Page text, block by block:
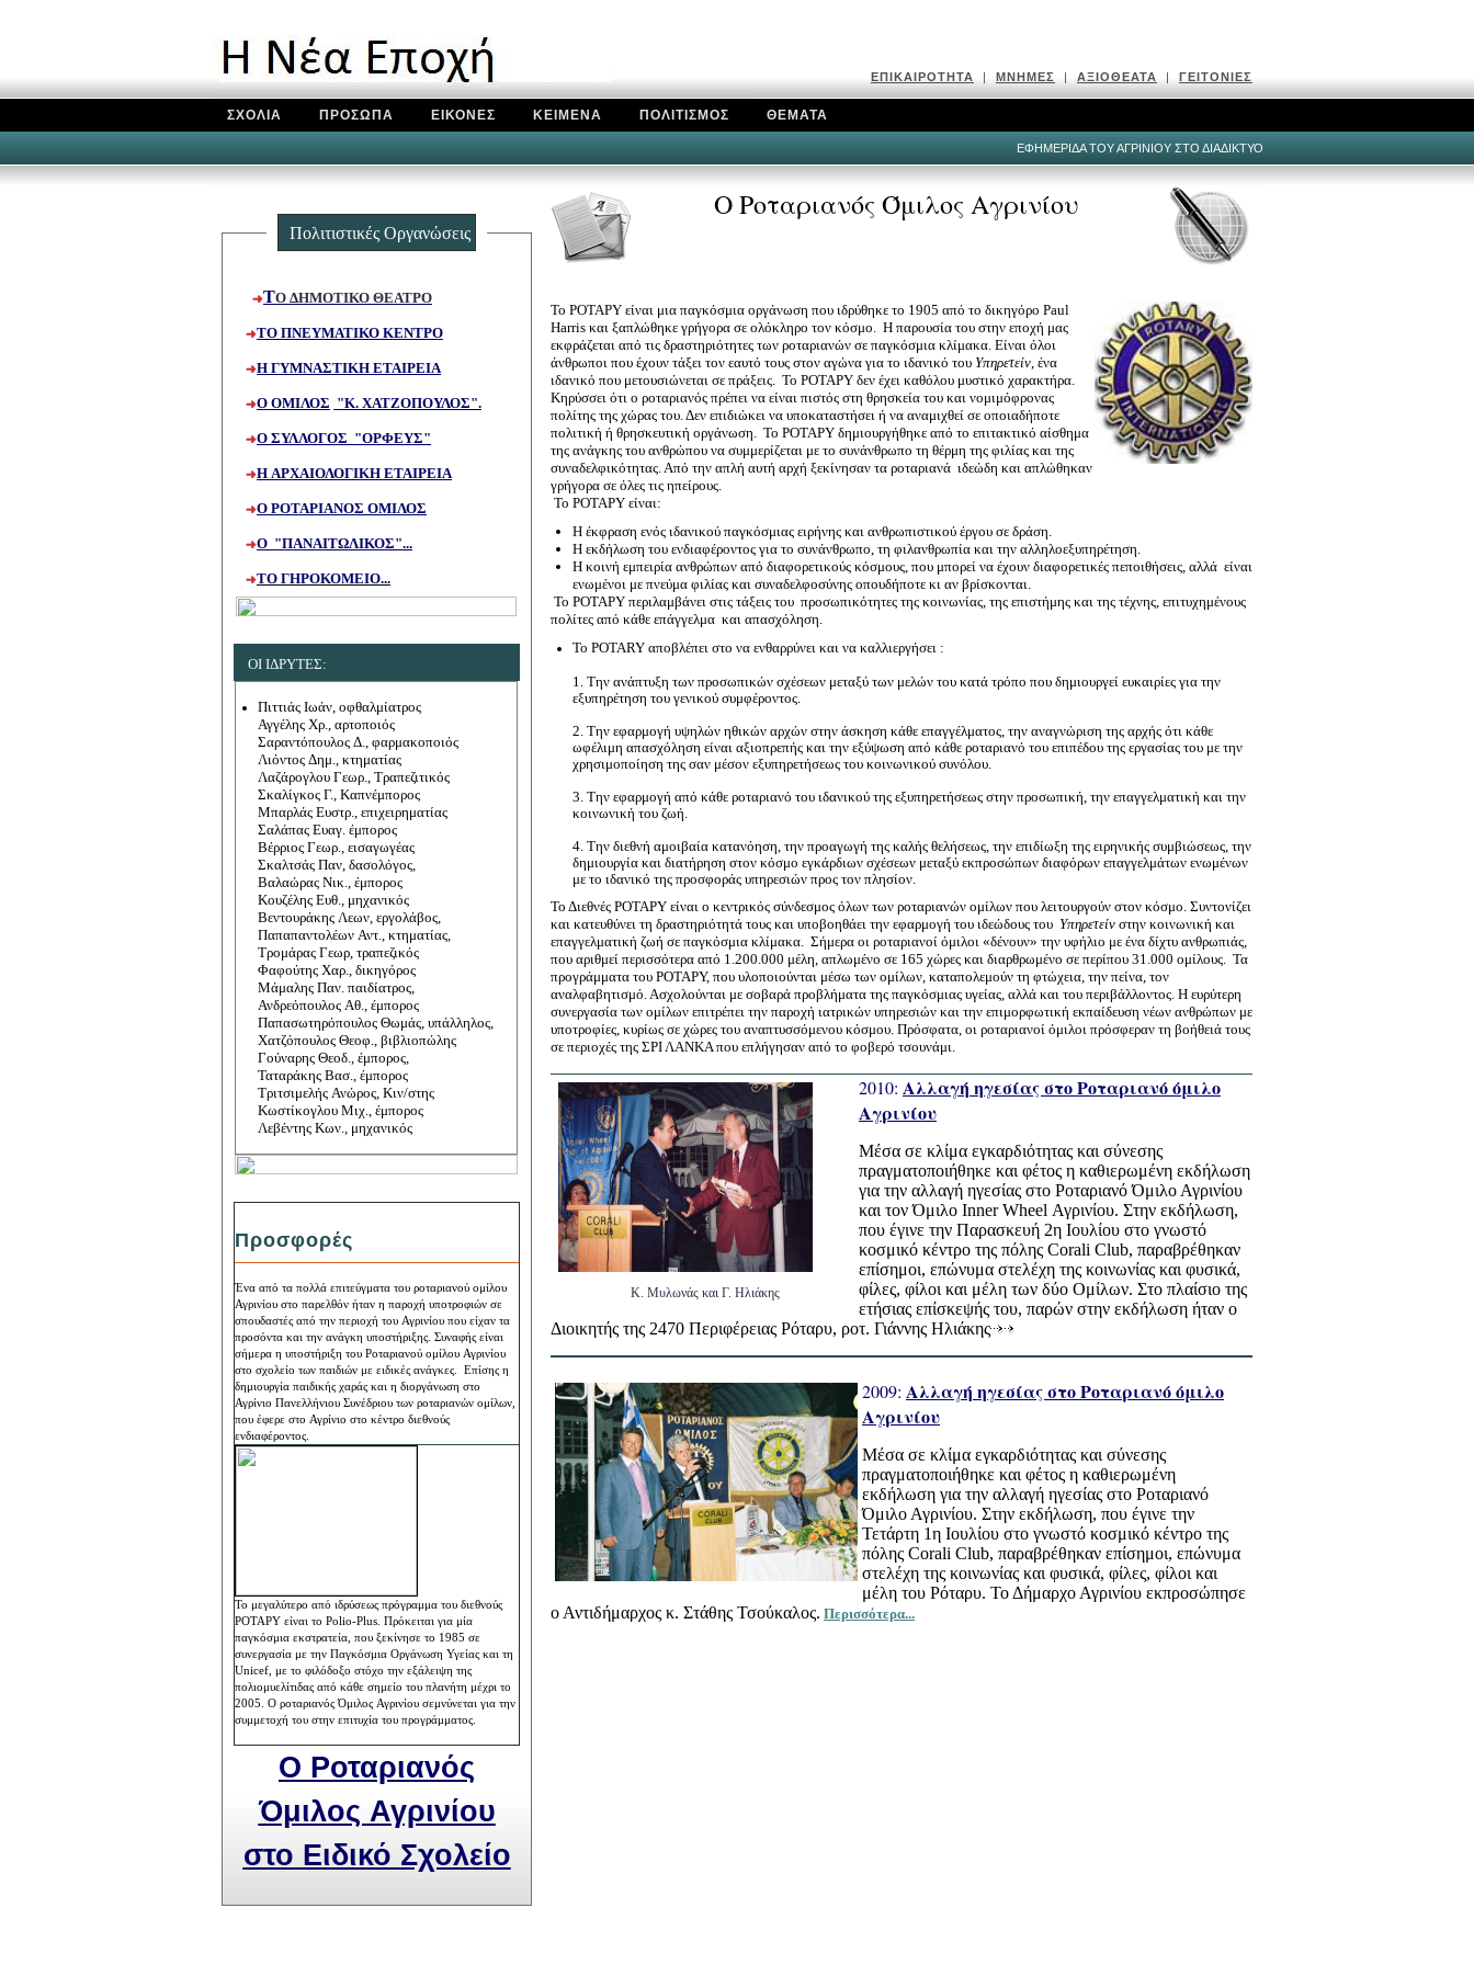
ΕΠΙΚΑΙΡΟΤΗΤΑ | ΜΝΗΜΕΣ | ΑΞΙΟΘΕΑΤΑ | ΓΕΙΤΟΝΙΕΣ
ΣΧΟΛΙΑ ΠΡΟΣΩΠΑ ΕΙΚΟΝΕΣ ΚΕΙΜΕΝΑ ΠΟΛΙΤΙΣΜΟΣ ΘΕΜΑΤΑ
ΕΦΗΜΕΡΙΔΑ ΤΟΥ ΑΓΡΙΝΙΟΥ ΣΤΟ ΔΙΑΔΙΚΤΥΟ
Ο Ροταριανός Όμιλος Αγρινίου
Το ΡΟΤΑΡΥ είναι μια παγκόσμια οργάνωση που ιδρύθηκε το 1905 από το δικηγόρο Paul
Harris και ξαπλώθηκε γρήγορα σε ολόκληρο τον κόσμο. Η παρουσία του στην εποχή μας
εκφράζεται από τις δραστηριότητες των ροταριανών σε παγκόσμια κλίμακα. Είναι όλοι
άνθρωποι που έχουν τάξει τον εαυτό τους στον αγώνα για το ιδανικό του Υπηρετείν, ένα
ιδανικό που μετουσιώνεται σε πράξεις. Το ΡΟΤΑΡΥ δεν έχει καθόλου μυστικό χαρακτήρα.
Κηρύσσει ότι ο ροταριανός πρέπει να είναι πιστός στη θρησκεία του και νομιμόφρονας
πολίτης της χώρας του. Δεν επιδιώκει να υποκαταστήσει ή να αναμιχθεί σε οποιαδήποτε
πολιτική ή θρησκευτική οργάνωση. Το ΡΟΤΑΡΥ δημιουργήθηκε από το επιτακτικό αίσθημα
της ανάγκης του ανθρώπου να συμμερίζεται με το συνάνθρωπο τη θέρμη της φιλίας και της
συναδελφικότητας. Από την απλή αυτή αρχή ξεκίνησαν τα ροταριανά ιδεώδη και απλώθηκαν
γρήγορα σε όλες τις ηπείρους.
Το ΡΟΤΑΡΥ είναι:
Η έκφραση ενός ιδανικού παγκόσμιας ειρήνης και ανθρωπιστικού έργου σε δράση.
Η εκδήλωση του ενδιαφέροντος για το συνάνθρωπο, τη φιλανθρωπία και την αλληλοεξυπηρέτηση.
Η κοινή εμπειρία ανθρώπων από διαφορετικούς κόσμους, που μπορεί να έχουν διαφορετικές πεποιθήσεις, αλλά είναι
ενωμένοι με πνεύμα φιλίας και συναδελφοσύνης οπουδήποτε κι αν βρίσκονται.
Το ΡΟΤΑΡΥ περιλαμβάνει στις τάξεις του προσωπικότητες της κοινωνίας, της επιστήμης και της τέχνης, επιτυχημένους
πολίτες από κάθε επάγγελμα και απασχόληση.
Το ΡOTARY αποβλέπει στο να ενθαρρύνει και να καλλιεργήσει :
1. Την ανάπτυξη των προσωπικών σχέσεων μεταξύ των μελών του κατά τρόπο που δημιουργεί ευκαιρίες για την
εξυπηρέτηση του γενικού συμφέροντος.
2. Την εφαρμογή υψηλών ηθικών αρχών στην άσκηση κάθε επαγγέλματος, την αναγνώριση της αρχής ότι κάθε
ωφέλιμη απασχόληση είναι αξιοπρεπής και την εξύψωση από κάθε ροταριανό του επιπέδου της εργασίας του με την
χρησιμοποίηση της σαν μέσον εξυπηρετήσεως του κοινωνικού συνόλου.
3. Την εφαρμογή από κάθε ροταριανό του ιδανικού της εξυπηρετήσεως στην προσωπική, την επαγγελματική και την
κοινωνική του ζωή.
4. Την διεθνή αμοιβαία κατανόηση, την προαγωγή της καλής θελήσεως, την επιδίωξη της ειρηνικής συμβιώσεως, την
δημιουργία και διατήρηση στον κόσμο εγκάρδιων σχέσεων μεταξύ εκπροσώπων διαφόρων επαγγελμάτων ενωμένων
με το ιδανικό της προσφοράς υπηρεσιών προς τον πλησίον.
Το Διεθνές ΡΟΤΑΡΥ είναι ο κεντρικός σύνδεσμος όλων των ροταριανών ομίλων που λειτουργούν στον κόσμο. Συντονίζει
και κατευθύνει τη δραστηριότητά τους και υποβοηθάει την εφαρμογή του ιδεώδους του Υπηρετείν στην κοινωνική και
επαγγελματική ζωή σε παγκόσμια κλίμακα. Σήμερα οι ροταριανοί όμιλοι «δένουν» την υφήλιο με ένα δίχτυ ανθρωπιάς,
που αριθμεί περισσότερα από 1.200.000 μέλη, απλωμένο σε 165 χώρες και διαρθρωμένο σε περίπου 31.000 ομίλους. Τα
προγράμματα του ΡΟΤΑΡΥ, που υλοποιούνται μέσω των ομίλων, καταπολεμούν τη φτώχεια, την πείνα, τον
αναλφαβητισμό. Ασχολούνται με σοβαρά προβλήματα της παγκόσμιας υγείας, αλλά και του περιβάλλοντος. Η ευρύτερη
συνεργασία των ομίλων επιτρέπει την παροχή ιατρικών υπηρεσιών και την επιμορφωτική εκπαίδευση νέων ανθρώπων με
υποτροφίες, κυρίως σε χώρες του αναπτυσσόμενου κόσμου. Πρόσφατα, οι ροταριανοί όμιλοι πρόσφεραν τη βοήθειά τους
σε περιοχές της ΣΡΙ ΛΑΝΚΑ που επλήγησαν από το φοβερό τσουνάμι.
Κ. Μυλωνάς και Γ. Ηλιάκης
2010: Αλλαγή ηγεσίας στο Ροταριανό όμιλο
Αγρινίου
Μέσα σε κλίμα εγκαρδιότητας και σύνεσης
πραγματοποιήθηκε και φέτος η καθιερωμένη εκδήλωση
για την αλλαγή ηγεσίας στο Ροταριανό Όμιλο Αγρινίου
και τον Όμιλο Inner Wheel Αγρινίου. Στην εκδήλωση,
που έγινε την Παρασκευή 2η Ιουλίου στο γνωστό
κοσμικό κέντρο της πόλης Corali Club, παραβρέθηκαν
επίσημοι, επώνυμα στελέχη της κοινωνίας και φυσικά,
φίλες, φίλοι και μέλη των δύο Ομίλων. Στo πλαίσιο της
ετήσιας επίσκεψής του, παρών στην εκδήλωση ήταν ο
Διοικητής της 2470 Περιφέρειας Ρόταρυ, ροτ. Γιάννης Ηλιάκης
2009: Αλλαγή ηγεσίας στο Ροταριανό όμιλο
Αγρινίου
Μέσα σε κλίμα εγκαρδιότητας και σύνεσης
πραγματοποιήθηκε και φέτος η καθιερωμένη
εκδήλωση για την αλλαγή ηγεσίας στο Ροταριανό
Όμιλο Αγρινίου. Στην εκδήλωση, που έγινε την
Τετάρτη 1η Ιουλίου στο γνωστό κοσμικό κέντρο της
πόλης Corali Club, παραβρέθηκαν επίσημοι, επώνυμα
στελέχη της κοινωνίας και φυσικά, φίλες, φίλοι και
μέλη του Ρόταρυ. Το Δήμαρχο Αγρινίου εκπροσώπησε
ο Αντιδήμαρχος κ. Στάθης Τσούκαλος. Περισσότερα...
Πολιτιστικές Οργανώσεις
ΤΟ ΔΗΜΟΤΙΚΟ ΘΕΑΤΡΟ
ΤΟ ΠΝΕΥΜΑΤΙΚΟ ΚΕΝΤΡΟ
Η ΓΥΜΝΑΣΤΙΚΗ ΕΤΑΙΡΕΙΑ
Ο ΟΜΙΛΟΣ "Κ. ΧΑΤΖΟΠΟΥΛΟΣ".
Ο ΣΥΛΛΟΓΟΣ "ΟΡΦΕΥΣ"
Η ΑΡΧΑΙΟΛΟΓΙΚΗ ΕΤΑΙΡΕΙΑ
Ο ΡΟΤΑΡΙΑΝΟΣ ΟΜΙΛΟΣ
Ο "ΠΑΝΑΙΤΩΛΙΚΟΣ"...
ΤΟ ΓΗΡΟΚΟΜΕΙΟ...
ΟΙ ΙΔΡΥΤΕΣ:
Πιττιάς Ιωάν, οφθαλμίατρος
Αγγέλης Χρ., αρτοποιός
Σαραντόπουλος Δ., φαρμακοποιός
Λιόντος Δημ., κτηματίας
Λαζάρογλου Γεωρ., Τραπεζιτικός
Σκαλίγκος Γ., Καπνέμπορος
Μπαρλάς Ευστρ., επιχειρηματίας
Σαλάπας Ευαγ. έμπορος
Βέρριος Γεωρ., εισαγωγέας
Σκαλτσάς Παν, δασολόγος,
Βαλαώρας Νικ., έμπορος
Κουζέλης Ευθ., μηχανικός
Βεντουράκης Λεων, εργολάβος,
Παπαπαντολέων Αντ., κτηματίας,
Τρομάρας Γεωρ, τραπεζικός
Φαφούτης Χαρ., δικηγόρος
Μάμαλης Παν. παιδίατρος,
Ανδρεόπουλος Αθ., έμπορος
Παπασωτηρόπουλος Θωμάς, υπάλληλος,
Χατζόπουλος Θεοφ., βιβλιοπώλης
Γούναρης Θεοδ., έμπορος,
Ταταράκης Βασ., έμπορος
Τριτσιμελής Ανώρος, Κιν/στης
Κωστίκογλου Μιχ., έμπορος
Λεβέντης Κων., μηχανικός
Προσφορές
Ένα από τα πολλά επιτεύγματα του ροταριανού ομίλου
Αγρινίου στο παρελθόν ήταν η παροχή υποτροφιών σε
σπουδαστές από την περιοχή του Αγρινίου που είχαν τα
προσόντα και την ανάγκη υποστήριξης. Συναφής είναι
σήμερα η υποστήριξη του Ροταριανού ομίλου Αγρινίου
στο σχολείο των παιδιών με ειδικές ανάγκες. Επίσης η
δημιουργία παιδικής χαράς και η διοργάνωση στο
Αγρίνιο Πανελλήνιου Συνέδριου των ροταριανών ομίλων,
που έφερε στο Αγρίνιο στο κέντρο διεθνούς
ενδιαφέροντος.
Το μεγαλύτερο από ιδρύσεως πρόγραμμα του διεθνούς
ΡΟΤΑΡΥ είναι το Polio-Plus . Πρόκειται για μία
παγκόσμια εκστρατεία, που ξεκίνησε το 1985 σε
συνεργασία με την Παγκόσμια Οργάνωση Υγείας και τη
Unicef , με το φιλόδοξο στόχο την εξάλειψη της
πολιομυελίτιδας από κάθε σημείο του πλανήτη μέχρι το
2005. Ο ροταριανός Όμιλος Αγρινίου σεμνύνεται για την
συμμετοχή του στην επιτυχία του προγράμματος.
Ο Ροταριανός
Όμιλος Αγρινίου
στο Ειδικό Σχολείο